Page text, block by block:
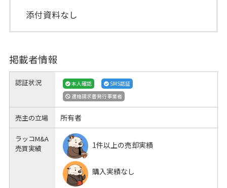
添付資料なし
掲載者情報
認証状況 本人確認
SMS認証
適格請求書発行事業者
売主の立場 所有者
ラッコM&A
売買実績
1件以上の売却実績
購入実績なし